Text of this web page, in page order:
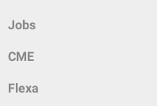
Jobs
CME
Flexa